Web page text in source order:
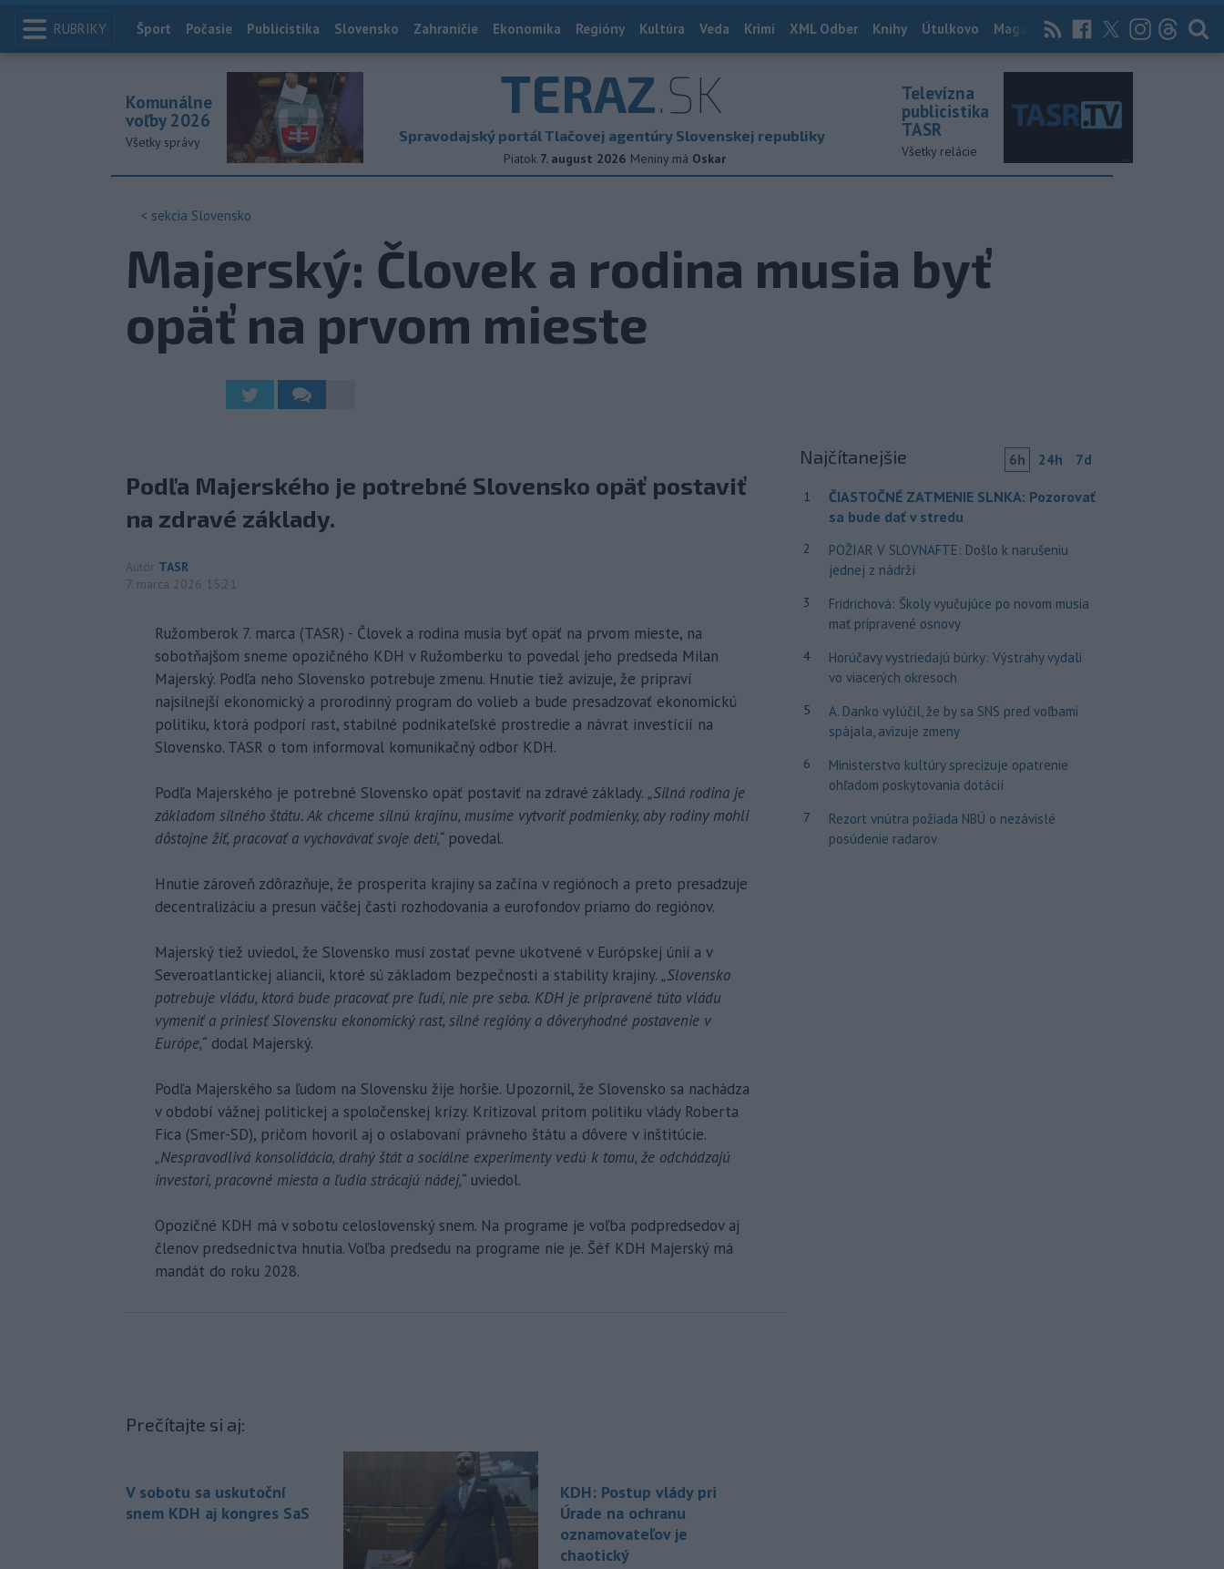
RUBRIKY Index
Šport Počasie Publicistika Slovensko Zahraničie Ekonomika Regióny Kultúra Veda Krimi XML Odber Knihy Útulkovo Magazín News Now Archív
TERAZ.SK
Spravodajský portál Tlačovej agentúry Slovenskej republiky
Piatok 7. august 2026 Meniny má Oskar
Komunálne
voľby 2026
Všetky správy
Televízna
publicistika
TASR
Všetky relácie
< sekcia Slovensko
Majerský: Človek a rodina musia byť
opäť na prvom mieste
Podľa Majerského je potrebné Slovensko opäť postaviť
na zdravé základy.
Autor TASR
7. marca 2026 15:21
Ružomberok 7. marca (TASR) - Človek a rodina musia byť opäť na prvom mieste, na
sobotňajšom sneme opozičného KDH v Ružomberku to povedal jeho predseda Milan
Majerský. Podľa neho Slovensko potrebuje zmenu. Hnutie tiež avizuje, že pripraví
najsilnejší ekonomický a prorodinný program do volieb a bude presadzovať ekonomickú
politiku, ktorá podporí rast, stabilné podnikateľské prostredie a návrat investícií na
Slovensko. TASR o tom informoval komunikačný odbor KDH.
Podľa Majerského je potrebné Slovensko opäť postaviť na zdravé základy. „Silná rodina je
základom silného štátu. Ak chceme silnú krajinu, musíme vytvoriť podmienky, aby rodiny mohli
dôstojne žiť, pracovať a vychovávať svoje deti,“ povedal.
Hnutie zároveň zdôrazňuje, že prosperita krajiny sa začína v regiónoch a preto presadzuje
decentralizáciu a presun väčšej časti rozhodovania a eurofondov priamo do regiónov.
Majerský tiež uviedol, že Slovensko musí zostať pevne ukotvené v Európskej únii a v
Severoatlantickej aliancii, ktoré sú základom bezpečnosti a stability krajiny. „Slovensko
potrebuje vládu, ktorá bude pracovať pre ľudí, nie pre seba. KDH je pripravené túto vládu
vymeniť a priniesť Slovensku ekonomický rast, silné regióny a dôveryhodné postavenie v
Európe,“ dodal Majerský.
Podľa Majerského sa ľudom na Slovensku žije horšie. Upozornil, že Slovensko sa nachádza
v období vážnej politickej a spoločenskej krízy. Kritizoval pritom politiku vlády Roberta
Fica (Smer-SD), pričom hovoril aj o oslabovaní právneho štátu a dôvere v inštitúcie.
„Nespravodlivá konsolidácia, drahý štát a sociálne experimenty vedú k tomu, že odchádzajú
investori, pracovné miesta a ľudia strácajú nádej,“ uviedol.
Opozičné KDH má v sobotu celoslovenský snem. Na programe je voľba podpredsedov aj
členov predsedníctva hnutia. Voľba predsedu na programe nie je. Šéf KDH Majerský má
mandát do roku 2028.
Prečítajte si aj:
V sobotu sa uskutoční
snem KDH aj kongres SaS
KDH: Postup vlády pri
Úrade na ochranu
oznamovateľov je
chaotický
Najčítanejšie 6h 24h 7d
1
ČIASTOČNÉ ZATMENIE SLNKA: Pozorovať
sa bude dať v stredu
2
POŽIAR V SLOVNAFTE: Došlo k narušeniu
jednej z nádrží
3
Fridrichová: Školy vyučujúce po novom musia
mať pripravené osnovy
4
Horúčavy vystriedajú búrky: Výstrahy vydali
vo viacerých okresoch
5
A. Danko vylúčil, že by sa SNS pred voľbami
spájala, avizuje zmeny
6
Ministerstvo kultúry sprecizuje opatrenie
ohľadom poskytovania dotácií
7
Rezort vnútra požiada NBÚ o nezávislé
posúdenie radarov